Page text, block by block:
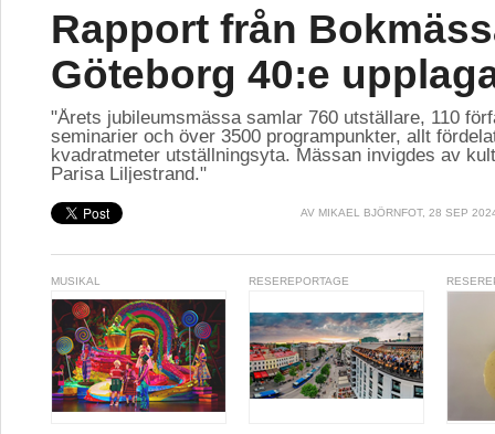
Rapport från
Göteborg 40:e
"Årets jubileumsmässa samlar 760 utställare, 110
seminarier och över 3500 programpunkter, allt
kvadratmeter utställningsyta. Mässan invigdes av
Parisa Liljestrand."
AV MIKAEL BJÖRNFOT, 28 SEP
MUSIKAL RESEREPORTAGE